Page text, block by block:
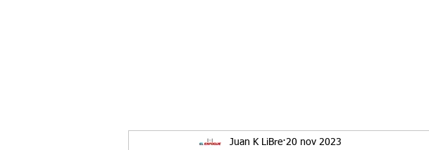
Juan K LiBre 20 nov 2023